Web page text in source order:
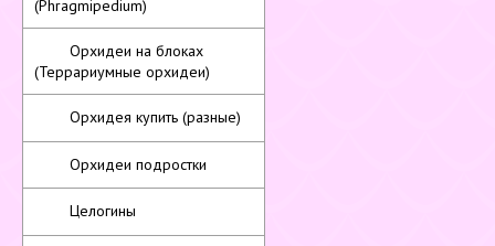
(Phragmipedium)
Орхидеи на блоках
(Террариумные орхидеи)
Орхидея купить (разные)
Орхидеи подростки
Целогины